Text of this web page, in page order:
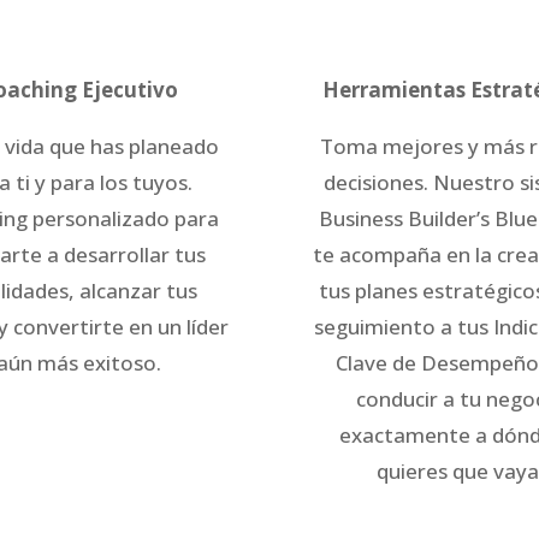
Ejecutivo
vida que has planeado
ti y para los tuyos.
personalizado para
a desarrollar tus
alcanzar tus
convertirte en un líder
más exitoso.
Herramientas
Toma mejores y más
decisiones. Nuestro
Business Builder’s
te acompaña en la
tus planes
seguimiento a tus
Clave de
conducir a tu
exactamente a
quieres que